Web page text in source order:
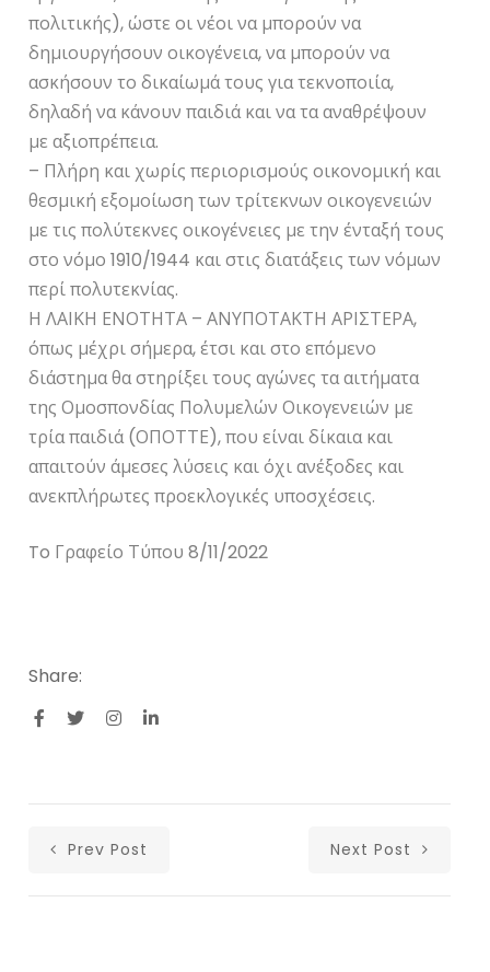
πολιτικής), ώστε οι νέοι να μπορούν να
δημιουργήσουν οικογένεια, να μπορούν να
ασκήσουν το δικαίωμά τους για τεκνοποιία,
δηλαδή να κάνουν παιδιά και να τα αναθρέψουν
με αξιοπρέπεια.
– Πλήρη και χωρίς περιορισμούς οικονομική και
θεσμική εξομοίωση των τρίτεκνων οικογενειών
με τις πολύτεκνες οικογένειες με την ένταξή τους
στο νόμο 1910/1944 και στις διατάξεις των νόμων
περί πολυτεκνίας.
Η ΛΑΙΚΗ ΕΝΟΤΗΤΑ – ΑΝΥΠΟΤΑΚΤΗ ΑΡΙΣΤΕΡΑ,
όπως μέχρι σήμερα, έτσι και στο επόμενο
διάστημα θα στηρίξει τους αγώνες τα αιτήματα
της Ομοσπονδίας Πολυμελών Οικογενειών με
τρία παιδιά (ΟΠΟΤΤΕ), που είναι δίκαια και
απαιτούν άμεσες λύσεις και όχι ανέξοδες και
ανεκπλήρωτες προεκλογικές υποσχέσεις.
To Γραφείο Τύπου 8/11/2022
Share:
Prev Post Next Post